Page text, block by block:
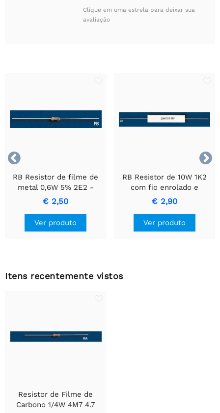
Clique em uma estrela para deixar sua
avaliação


RB Resistor de filme de
metal 0,6W 5% 2E2 -
Resistor de Precisão
Durável
€ 2,50
Ver produto
RB Resistor de 10W 1K2
com fio enrolado e
invólucro de cerâmica.
€ 2,90
Ver produto
Itens recentemente vistos
Resistor de Filme de
Carbono 1/4W 4M7 4.7